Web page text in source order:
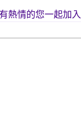
熱情的您一起加入